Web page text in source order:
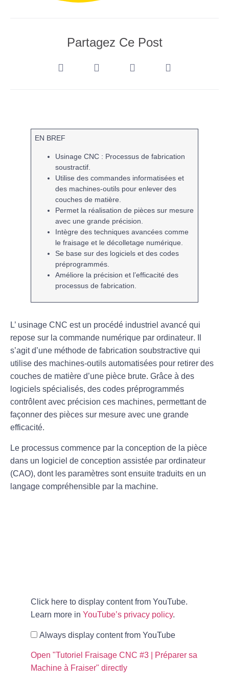
Partagez Ce Post
EN BREF
Usinage CNC : Processus de fabrication
soustractif
Utilise descommandes informatisées et
des machines-outils pour enlever des
couches de matière.
Permet la réalisation de piècessur mesure
avec une grande précision.
Intègre des techniques avancées comme
lefraisage et ledécolletage numérique
Se base sur des logiciels et descodes
préprogrammés
Améliore la précision et l’efficacité des
processus de fabrication.
L’ usinage CNC est un procédé industriel avancé qui
repose sur la commande numérique par ordinateur. Il
s’agit d’une méthode de fabrication soubstractive qui
utilise des machines-outils automatisées pour retirer des
couches de matière d’une pièce brute. Grâce à des
logiciels spécialisés, des codes préprogrammés
contrôlent avec précision ces machines, permettant de
façonner des pièces sur mesure avec une grande
efficacité.
Le processus commence par la conception de la pièce
dans un logiciel de conception assistée par ordinateur
(CAO), dont les paramètres sont ensuite traduits en un
langage compréhensible par la machine.
Click here to display content from YouTube.
Learn more in YouTube’s privacy policy.
Always display content from YouTube
Open "Tutoriel Fraisage CNC #3 | Préparer sa
Machine à Fraiser" directly